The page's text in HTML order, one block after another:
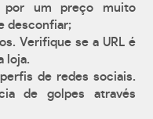
por um preço muito
desconfiar;
Verifique se a URL é
loja.
de redes sociais.
de golpes através